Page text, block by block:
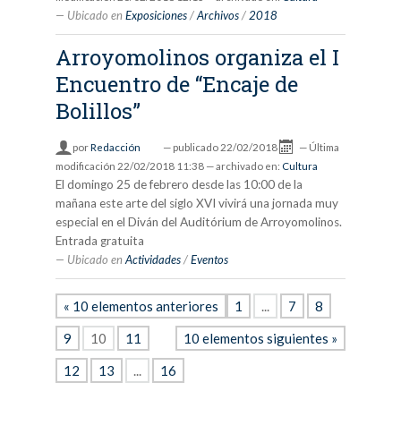
Ubicado en Exposiciones /Archivos / 2018
Arroyomolinos organiza el I
Encuentro de “Encaje de
Bolillos”
porRedacción — publicado 22/02/2018 — Última
modificación 22/02/2018 11:38 — archivado en: Cultura
El domingo 25 de febrero desde las 10:00 de la
mañana este arte del siglo XVI vivirá una jornada muy
especial en el Diván del Auditórium de Arroyomolinos.
Entrada gratuita
Ubicado en Actividades /Eventos
« 10 elementos anteriores
10 elementos siguientes »
1 ... 7
8
9
10
11
12
13 ... 16